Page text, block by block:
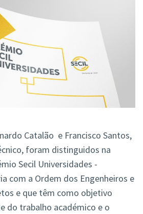
Catalão e Francisco Santos,
foram distinguidos na
Secil Universidades -
com a Ordem dos Engenheiros e
e que têm como objetivo
do trabalho académico e o